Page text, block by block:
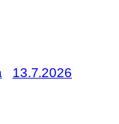
13.7.2026